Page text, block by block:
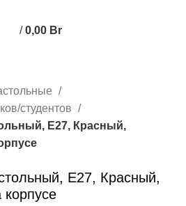
элемент
/ 0,00 Br
студентов
E27, Красный,
E27, Красный,